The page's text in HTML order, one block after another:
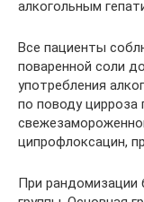
алкогольным
Все пациенты
поваренной соли
употребления
по поводу цирроза
ципрофлоксацин,
При рандомизации